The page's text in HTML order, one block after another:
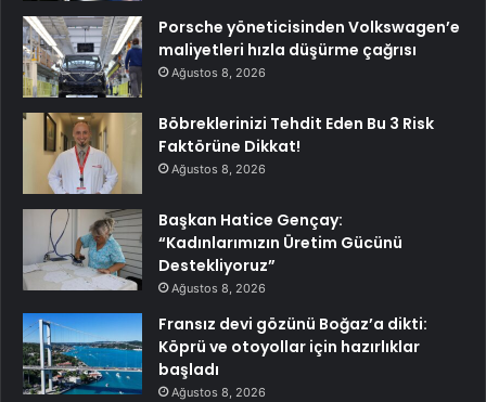
Porsche yöneticisinden Volkswagen’e
maliyetleri hızla düşürme çağrısı
Ağustos 8, 2026
Böbreklerinizi Tehdit Eden Bu 3 Risk
Faktörüne Dikkat!
Ağustos 8, 2026
Başkan Hatice Gençay:
“Kadınlarımızın Üretim Gücünü
Destekliyoruz”
Ağustos 8, 2026
Fransız devi gözünü Boğaz’a dikti:
Köprü ve otoyollar için hazırlıklar
başladı
Ağustos 8, 2026